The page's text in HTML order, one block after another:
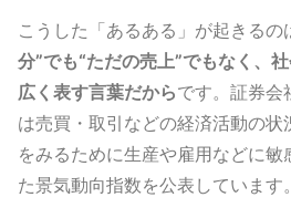
こうした「あるある」が起きるの
分”でも“ただの売上”でもなく、
広く表す言葉だからです。証券会
は売買・取引などの経済活動の
をみるために生産や雇用などに
た景気動向指数を公表しています。